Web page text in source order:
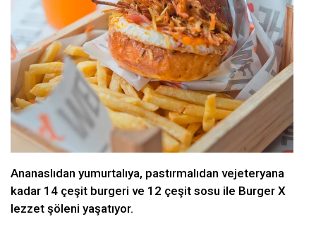
Ananaslıdan yumurtalıya, pastırmalıdan vejeteryana
kadar 14 çeşit burgeri ve 12 çeşit sosu ile Burger X
lezzet şöleni yaşatıyor.